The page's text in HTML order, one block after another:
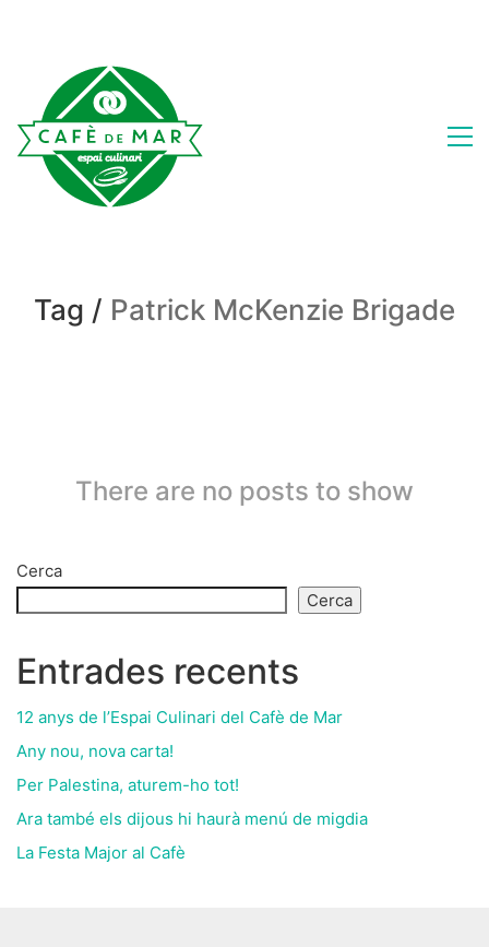
Tag / Patrick McKenzie Brigade
There are no posts to show
Cerca
Cerca
Entrades recents
12 anys de l’Espai Culinari del Cafè de Mar
Any nou, nova carta!
Per Palestina, aturem-ho tot!
Ara també els dijous hi haurà menú de migdia
La Festa Major al Cafè